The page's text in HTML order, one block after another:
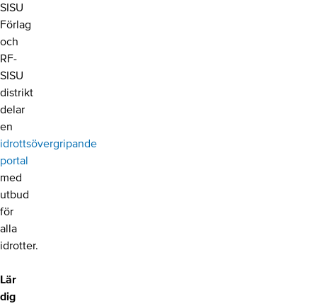
SISU
Förlag
och
RF-
SISU
distrikt
delar
en
idrottsövergripande
portal
med
utbud
för
alla
idrotter.
Lär
dig